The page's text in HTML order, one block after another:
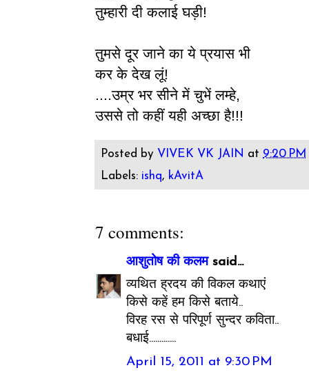
तुम्हारी दी कलाई घड़ी!
तुमसे दूर जाने का ये प्रयास भी
कर के देख लूं!
....उम्र भर सीने में चुभें लम्हे,
उससे तो कहीं यही अच्छा है!!!
Posted by VIVEK VK JAIN at 9:20 PM
Labels: ishq, kAvitA
7 comments:
आशुतोष की कलमsaid...
व्यथित ह्रदय की विकल कथाएं
किसे कहें हम किसे बताये..
विरह रस से परिपूर्ण सुन्दर कविता..
बधाई.............
April 15, 2011 at 9:30 PM